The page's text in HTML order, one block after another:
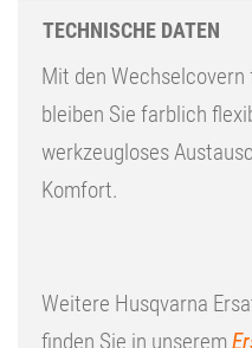
TECHNISCHE DATEN
Mit den
bleiben Sie farblich
werkzeugloses
Komfort.
Weitere Husqvarna
finden Sie in unserem